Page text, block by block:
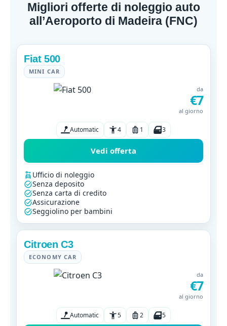
Migliori offerte di noleggio auto
all’Aeroporto di Madeira (FNC)
Fiat 500
MINI CAR
da
€7
al giorno
Automatic 4 1 3
Vedi offerta
Ufficio di noleggio
Senza deposito
Senza carta di credito
Assicurazione
Seggiolino per bambini
Citroen C3
ECONOMY CAR
da
€7
al giorno
Automatic 5 2 5